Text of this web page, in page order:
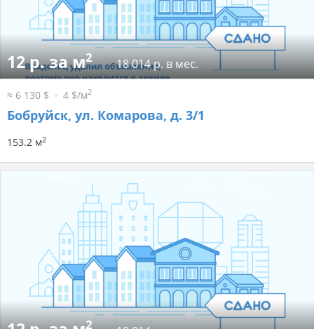
12 р. за м2 18 014 р. в мес.
≈ 6 130 $ 4 $/м2
Бобруйск, ул. Комарова, д. 3/1
153.2 м2
2